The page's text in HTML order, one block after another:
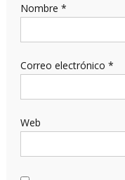
Nombre *
Correo electrónico *
Web